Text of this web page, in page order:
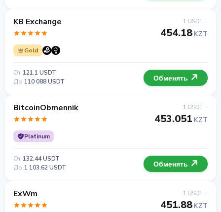
KB Exchange
Gold
1 USDT =
454.18KZT
От 121.1 USDT
До 110 088 USDT Обменять
BitcoinObmennik
Platinum
1 USDT =
453.051 KZT
От 132.44 USDT
До 1 103.62 USDT Обменять
ExWm 1 USDT =
451.88KZT